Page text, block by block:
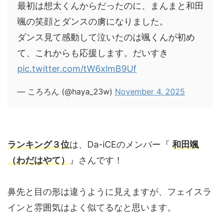
最初は想太くんからだったのに、まんまと和田
颯の笑顔とダンスの虜になりました。
ダンス見て感動して泣いたのは颯くんが初め
て、これからも応援します。だいすき
pic.twitter.com/tW6xlmB9Uf
— ころろん (@haya_23w) November 4, 2025
ランキング３位は、Da-iCEのメンバー『 和田颯
（わだはやて）』さんです！
鼻先と目の形は違うように見えますが、フェイスラ
インと雰囲気はよく似てるなと思います。